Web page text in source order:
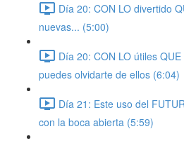
Día 20: CON LO divertido
nuevas... (5:00)
Día 20: CON LO útiles
puedes olvidarte de ellos (6:04)
Día 21: Este uso del
con la boca abierta (5:59)